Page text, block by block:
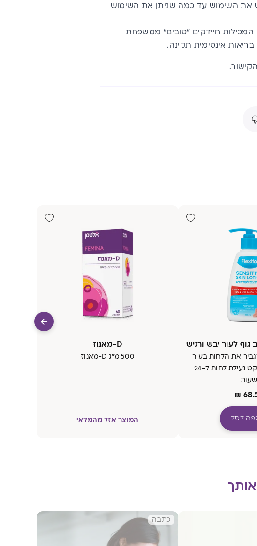
את השימוש עד כמה שניתן את השימוש
חיידקים "טובים" ממשפחת
אינטימית תקינה.
.
גוף לעור יבש ורגיש
את הלחות בעור
ב-50%, עם אפקט נעילת לחות ל-24
שעות
₪
לסל
D-מאנוז
500 מ"ג D-מאנוז
המוצר אזל מהמלאי
כתבה